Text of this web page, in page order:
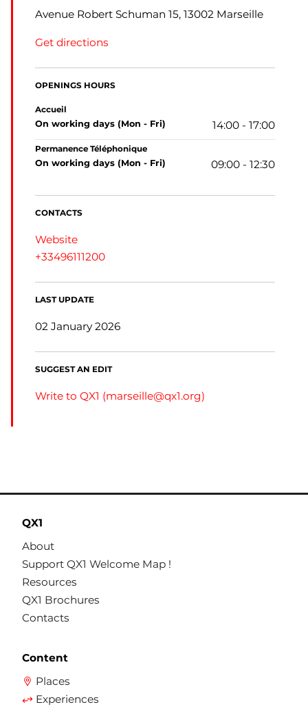
Avenue Robert Schuman 15, 13002 Marseille
Get directions
OPENINGS HOURS
Accueil
on working days (Mon - Fri) 14:00 - 17:00
Permanence Téléphonique
on working days (Mon - Fri) 09:00 - 12:30
CONTACTS
Website
+33496111200
LAST UPDATE
02 January 2026
SUGGEST AN EDIT
Write to QX1 (marseille@qx1.org)
QX1
About
Support QX1 Welcome Map !
Resources
QX1 Brochures
Contacts
Content
Places
Experiences